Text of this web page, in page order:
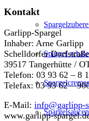
Spargel
Spargelsaucen
Kontakt
Garlipp-Spargel
Inhaber: Arne Garlipp
Schelldorfer
39517 Tangerhütte /
Telefon: 03 93 62 – 8
Telefax: 03 93 62 –
E-Mail: info@garlipp-
www.garlipp-